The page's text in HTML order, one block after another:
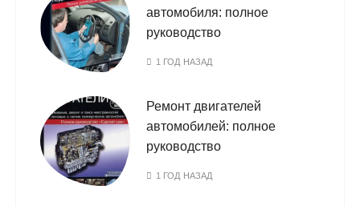
автомобиля: полное
руководство
1 ГОД НАЗАД
Ремонт двигателей
автомобилей: полное
руководство
1 ГОД НАЗАД